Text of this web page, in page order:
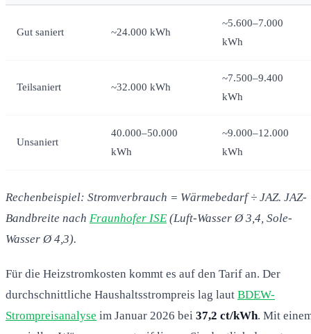
Gut saniert ~24.000 kWh
~5.600–7.000
kWh
Teilsaniert ~32.000 kWh
~7.500–9.400
kWh
Unsaniert
40.000–50.000
kWh
~9.000–12.000
kWh
Rechenbeispiel: Stromverbrauch = Wärmebedarf ÷ JAZ. JAZ-
Bandbreite nach Fraunhofer ISE (Luft-Wasser Ø 3,4, Sole-
Wasser Ø 4,3).
Für die Heizstromkosten kommt es auf den Tarif an. Der
durchschnittliche Haushaltsstrompreis lag laut BDEW-
Strompreisanalyse im Januar 2026 bei 37,2 ct/kWh. Mit